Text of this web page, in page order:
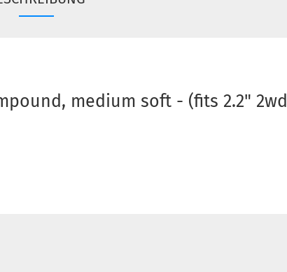
medium soft - (fits 2.2" 2wd